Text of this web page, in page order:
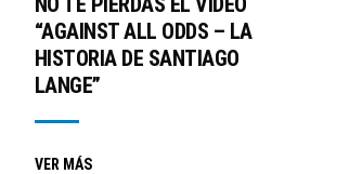
“AGAINST ALL ODDS – LA
HISTORIA DE SANTIAGO
LANGE”
VER MÁS